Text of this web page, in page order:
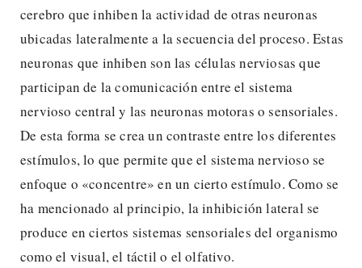
cerebro que inhiben la actividad de otras neuronas
ubicadas lateralmente a la secuencia del proceso. Estas
neuronas que inhiben son las células nerviosas que
participan de la comunicación entre el sistema
nervioso central y las neuronas motoras o sensoriales.
De esta forma se crea un contraste entre los diferentes
estímulos, lo que permite que el sistema nervioso se
enfoque o «concentre» en un cierto estímulo. Como se
ha mencionado al principio, la inhibición lateral se
produce en ciertos sistemas sensoriales del organismo
como el visual, el táctil o el olfativo.